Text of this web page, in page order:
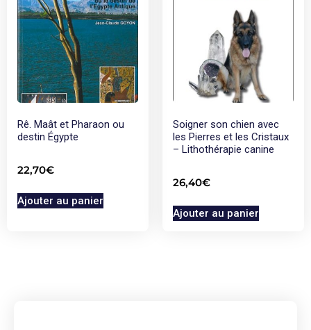
Rê. Maât et Pharaon ou
destin Égypte
22,70€
Ajouter au panier
Soigner son chien avec
les Pierres et les Cristaux
– Lithothérapie canine
26,40€
Ajouter au panier